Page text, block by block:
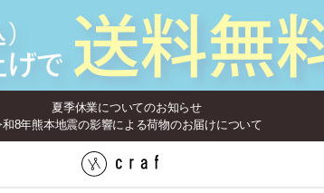
夏季休業についてのお知らせ
和8年熊本地震の影響による荷物のお届けについて